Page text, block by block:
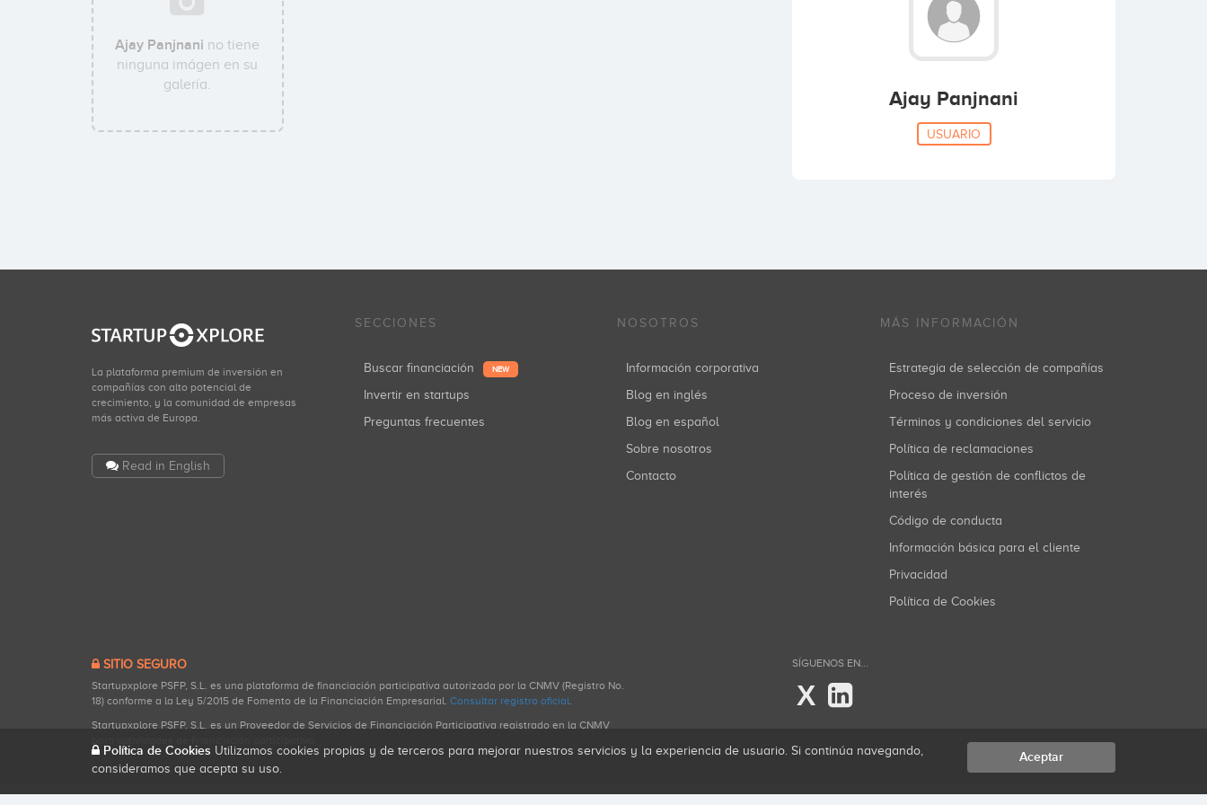
Ajay Panjnani no tiene
ninguna imágen en su
galería.
Ajay Panjnani
USUARIO
La plataforma premium de inversión en
compañías con alto potencial de
crecimiento, y la comunidad de empresas
más activa de Europa.
Read in English
SECCIONES
Buscar financiación NEW
Invertir en startups
Preguntas frecuentes
NOSOTROS
Información corporativa
Blog en inglés
Blog en español
Sobre nosotros
Contacto
MÁS INFORMACIÓN
Estrategia de selección de compañías
Proceso de inversión
Términos y condiciones del servicio
Política de reclamaciones
Política de gestión de conflictos de
interés
Código de conducta
Información básica para el cliente
Privacidad
Política de Cookies
SITIO SEGURO
Startupxplore PSFP, S.L. es una plataforma de financiación participativa autorizada por la CNMV (Registro No.
18) conforme a la Ley 5/2015 de Fomento de la Financiación Empresarial. Consultar registro oficial.
Startupxplore PSFP, S.L. es un Proveedor de Servicios de Financiación Participativa registrado en la CNMV
SÍGUENOS EN...
X
Política de Cookies Utilizamos cookies propias y de terceros para mejorar nuestros servicios y la experiencia de usuario. Si continúa navegando,
consideramos que acepta su uso.
Aceptar